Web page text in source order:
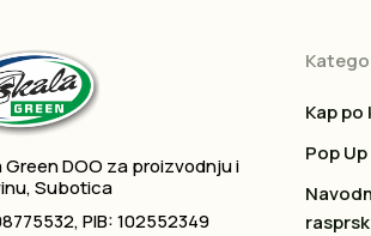
Green DOO za proizvodnju i
Subotica
PIB: 102552349
Kap
Pop Up